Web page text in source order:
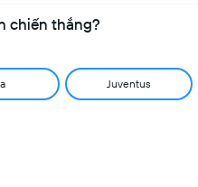
chiến thắng?
Juventus